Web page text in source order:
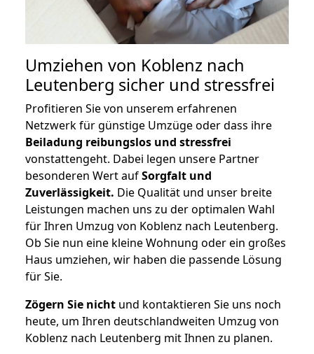
Umziehen von Koblenz nach
Leutenberg sicher und stressfrei
Profitieren Sie von unserem erfahrenen
Netzwerk für günstige Umzüge oder dass ihre
Beiladung reibungslos und stressfrei
vonstattengeht. Dabei legen unsere Partner
besonderen Wert aufSorgfalt und
Zuverlässigkeit. Die Qualität und unser breite
Leistungen machen uns zu der optimalen Wahl
für Ihren Umzug von Koblenz nach Leutenberg.
Ob Sie nun eine kleine Wohnung oder ein großes
Haus umziehen, wir haben die passende Lösung
für Sie.
Zögern Sie nicht und kontaktieren Sie uns noch
heute, um Ihren deutschlandweiten Umzug von
Koblenz nach Leutenberg mit Ihnen zu planen.